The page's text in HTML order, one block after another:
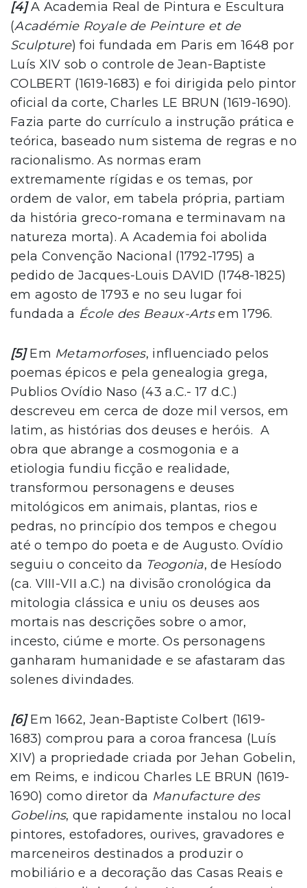
[4]A Academia Real de Pintura e Escultura
(Académie Royale de Peinture et de
Sculpture) foi fundada em Paris em 1648 por
Luís XIV sob o controle de Jean-Baptiste
COLBERT (1619-1683) e foi dirigida pelo pintor
oficial da corte, Charles LE BRUN (1619-1690).
Fazia parte do currículo a instrução prática e
teórica, baseado num sistema de regras e no
racionalismo. As normas eram
extremamente rígidas e os temas, por
ordem de valor, em tabela própria, partiam
da história greco-romana e terminavam na
natureza morta). A Academia foi abolida
pela Convenção Nacional (1792-1795) a
pedido de Jacques-Louis DAVID (1748-1825)
em agosto de 1793 e no seu lugar foi
fundada a École des Beaux-Artsem 1796.
[5]Em Metamorfoses, influenciado pelos
poemas épicos e pela genealogia grega,
Publios Ovídio Naso (43 a.C.- 17 d.C.)
descreveu em cerca de doze mil versos, em
latim, as histórias dos deuses e heróis. A
obra que abrange a cosmogonia e a
etiologia fundiu ficção e realidade,
transformou personagens e deuses
mitológicos em animais, plantas, rios e
pedras, no princípio dos tempos e chegou
até o tempo do poeta e de Augusto. Ovídio
seguiu o conceito da Teogonia, de Hesíodo
(ca. VIII-VII a.C.) na divisão cronológica da
mitologia clássica e uniu os deuses aos
mortais nas descrições sobre o amor,
incesto, ciúme e morte. Os personagens
ganharam humanidade e se afastaram das
solenes divindades.
[6]Em 1662, Jean-Baptiste Colbert (1619-
1683) comprou para a coroa francesa (Luís
XIV) a propriedade criada por Jehan Gobelin,
em Reims, e indicou Charles LE BRUN (1619-
1690) como diretor da Manufacture des
Gobelins, que rapidamente instalou no local
pintores, estofadores, ourives, gravadores e
marceneiros destinados a produzir o
mobiliário e a decoração das Casas Reais e